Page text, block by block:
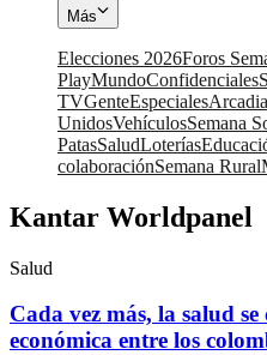
Más
Elecciones 2026Foros
PlayMundoConfidenciales
TVGenteEspecialesArcadia
UnidosVehículosSemana
PatasSaludLoterías
colaboraciónSemana Rural
Kantar Worldpanel
Salud
Cada vez más, la salud
económica entre los